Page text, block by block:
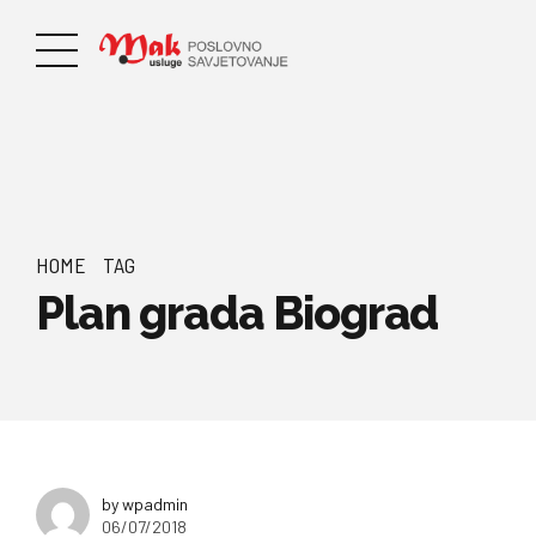
HOME TAG
Plan grada Biograd
by wpadmin
06/07/2018